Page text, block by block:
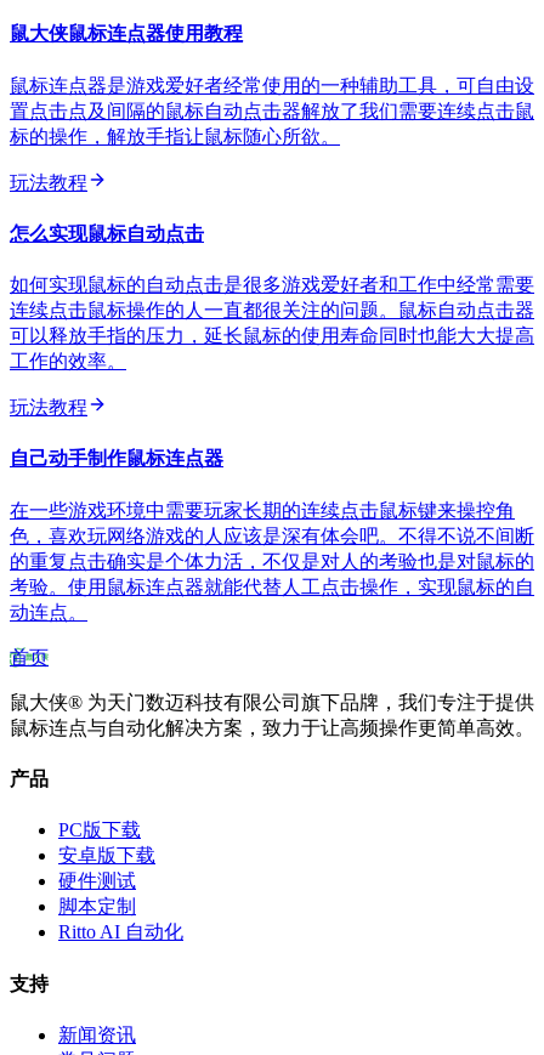
鼠大侠鼠标连点器使用教程
鼠标连点器是游戏爱好者经常使用的一种辅助工具，可自由设
置点击点及间隔的鼠标自动点击器解放了我们需要连续点击鼠
标的操作，解放手指让鼠标随心所欲。
玩法教程
怎么实现鼠标自动点击
如何实现鼠标的自动点击是很多游戏爱好者和工作中经常需要
连续点击鼠标操作的人一直都很关注的问题。鼠标自动点击器
可以释放手指的压力，延长鼠标的使用寿命同时也能大大提高
工作的效率。
玩法教程
自己动手制作鼠标连点器
在一些游戏环境中需要玩家长期的连续点击鼠标键来操控角
色，喜欢玩网络游戏的人应该是深有体会吧。不得不说不间断
的重复点击确实是个体力活，不仅是对人的考验也是对鼠标的
考验。使用鼠标连点器就能代替人工点击操作，实现鼠标的自
动连点。
首页
鼠大侠® 为天门数迈科技有限公司旗下品牌，我们专注于提供
鼠标连点与自动化解决方案，致力于让高频操作更简单高效。
产品
PC版下载
安卓版下载
硬件测试
脚本定制
Ritto AI 自动化
支持
新闻资讯